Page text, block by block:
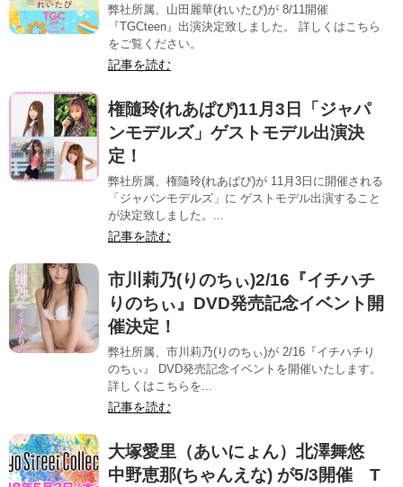
弊社所属、山田麗華(れいたぴ)が 8/11開催
『TGCteen』出演決定致しました。 詳しくはこちら
をご覧ください。
記事を読む
権隨玲(れあぱぴ)11月3日「ジャパ
ンモデルズ」ゲストモデル出演決
定！
弊社所属、権隨玲(れあぱぴ)が 11月3日に開催される
「ジャパンモデルズ」に ゲストモデル出演すること
が決定致しました。...
記事を読む
市川莉乃(りのちぃ)2/16『イチハチ
りのちぃ』DVD発売記念イベント開
催決定！
弊社所属、市川莉乃(りのちぃ)が 2/16『イチハチり
のちぃ』 DVD発売記念イベントを開催いたします。
詳しくはこちらを...
記事を読む
大塚愛里（あいにょん）北澤舞悠
中野恵那(ちゃんえな) が5/3開催 T